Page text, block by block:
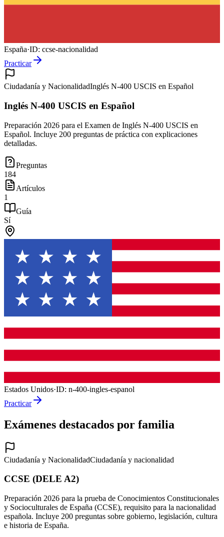
España·ID: ccse-nacionalidad
Practicar
Ciudadanía y NacionalidadInglés N-400 USCIS en Español
Inglés N-400 USCIS en Español
Preparación 2026 para el Examen de Inglés N-400 USCIS en
Español. Incluye 200 preguntas de práctica con explicaciones
detalladas.
Preguntas
184
Artículos
1
Guía
Sí
Estados Unidos·ID: n-400-ingles-espanol
Practicar
Exámenes destacados por familia
Ciudadanía y NacionalidadCiudadanía y nacionalidad
CCSE (DELE A2)
Preparación 2026 para la prueba de Conocimientos Constitucionales
y Socioculturales de España (CCSE), requisito para la nacionalidad
española. Incluye 200 preguntas sobre gobierno, legislación, cultura
e historia de España.